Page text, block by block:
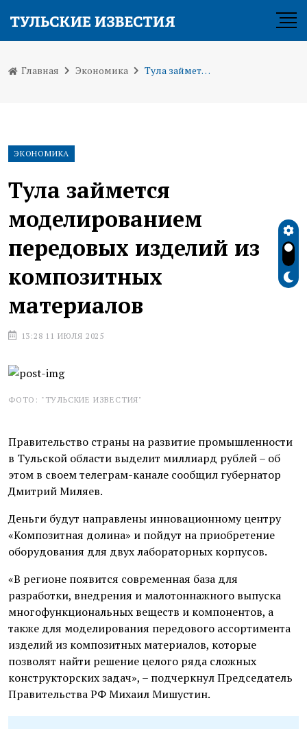
Главная Экономика Тула займется моделированием передовых изделий из композитных материалов
ЭКОНОМИКА
Тула займется
моделированием
передовых изделий из
композитных
материалов
13:28 11 ИЮЛЯ 2025
ФОТО: "ТУЛЬСКИЕ ИЗВЕСТИЯ"
Правительство страны на развитие промышленности
в Тульской области выделит миллиард рублей – об
этом в своем телеграм-канале сообщил губернатор
Дмитрий Миляев.
Деньги будут направлены инновационному центру
«Композитная долина» и пойдут на приобретение
оборудования для двух лабораторных корпусов.
«В регионе появится современная база для
разработки, внедрения и малотоннажного выпуска
многофункциональных веществ и компонентов, а
также для моделирования передового ассортимента
изделий из композитных материалов, которые
позволят найти решение целого ряда сложных
конструкторских задач», – подчеркнул Председатель
Правительства РФ Михаил Мишустин.